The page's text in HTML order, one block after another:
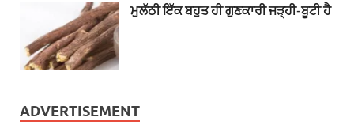
ਮੁਲੱਠੀ ਇੱਕ ਬਹੁਤ ਹੀ ਗੁਣਕਾਰੀ ਜੜ੍ਹੀ-ਬੂਟੀ ਹੈ
ADVERTISEMENT